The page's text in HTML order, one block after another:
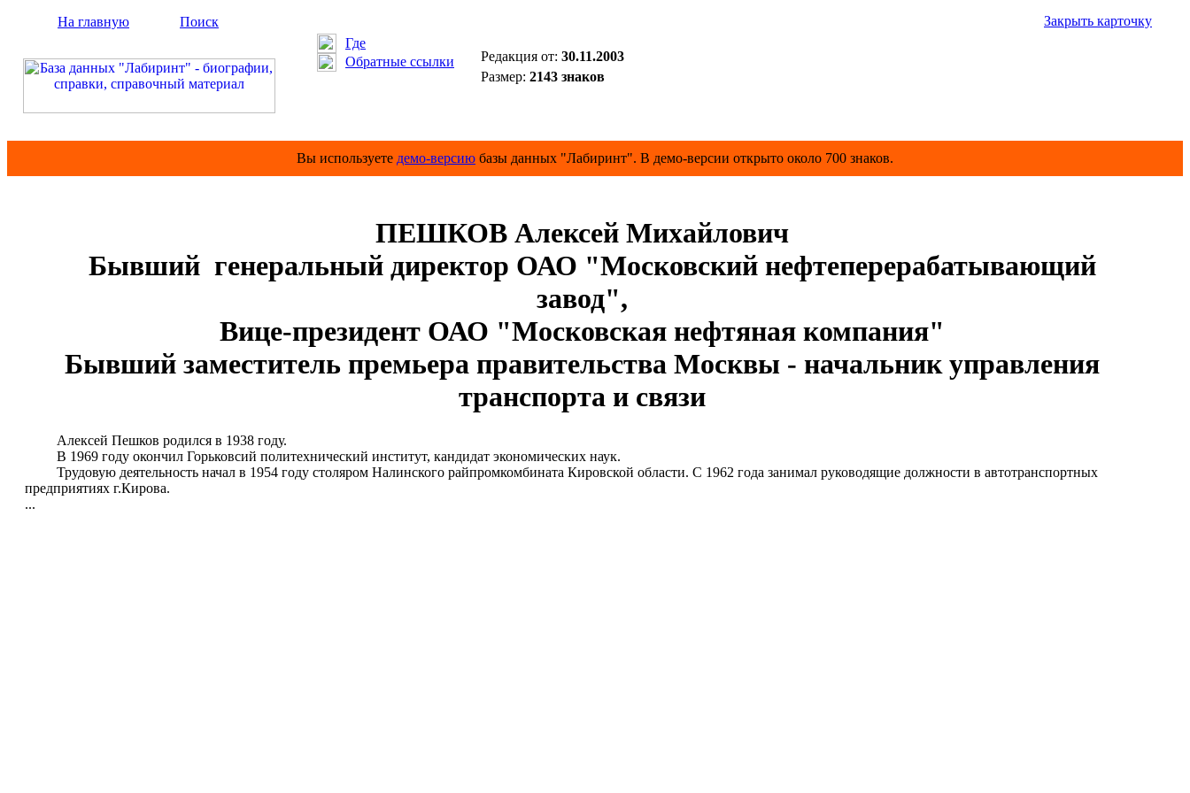
На главную
Поиск
Где
Обратные ссылки
Закрыть карточку
Редакция от: 30.11.2003
Размер: 2143 знаков
Вы используете демо-версию базы данных "Лабиринт". В демо-версии открыто около 700 знаков.
ПЕШКОВ Алексей Михайлович
Бывший генеральный директор ОАО "Московский нефтеперерабатывающий
завод",
Вице-президент ОАО "Московская нефтяная компания"
Бывший заместитель премьера правительства Москвы - начальник управления
транспорта и связи
Алексей Пешков родился в 1938 году.
В 1969 году окончил Горьковсий политехнический институт, кандидат экономических наук.
Трудовую деятельность начал в 1954 году столяром Налинского райпромкомбината Кировской области. С 1962 года занимал руководящие должности в автотранспортных
предприятиях г.Кирова.
...